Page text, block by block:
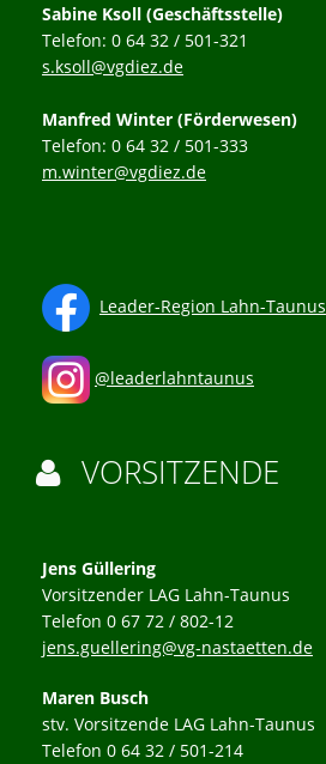
Sabine Ksoll (Geschäftsstelle)
Telefon: 0 64 32 / 501-321
s.ksoll@vgdiez.de
Manfred Winter (Förderwesen)
Telefon: 0 64 32 / 501-333
m.winter@vgdiez.de
Leader-Region Lahn-Taunus
@leaderlahntaunus
 VORSITZENDE
Jens Güllering
Vorsitzender LAG Lahn-Taunus
Telefon 0 67 72 / 802-12
jens.guellering@vg-nastaetten.de
Maren Busch
stv. Vorsitzende LAG Lahn-Taunus
Telefon 0 64 32 / 501-214